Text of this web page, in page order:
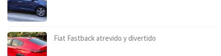
Fiat Fastback atrevido y divertido